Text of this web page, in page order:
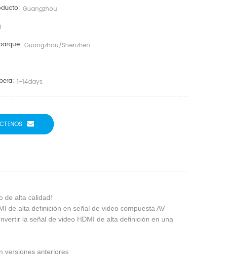
Guangzhou
Guangzhou/shenzhen
1-14days
de alta calidad!
de alta definición en señal de video compuesta AV
la señal de video HDMI de alta definición en una
versiones anteriores